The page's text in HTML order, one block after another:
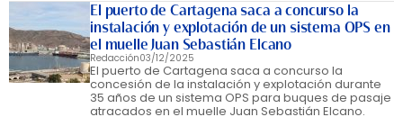
El puerto de Cartagena saca a concurso la
instalación y explotación de un sistema OPS en
el muelle Juan Sebastián Elcano
Redacción03/12/2025
El puerto de Cartagena saca a concurso la
concesión de la instalación y explotación durante
35 años de un sistema OPS para buques de pasaje
atracados en el muelle Juan Sebastián Elcano.